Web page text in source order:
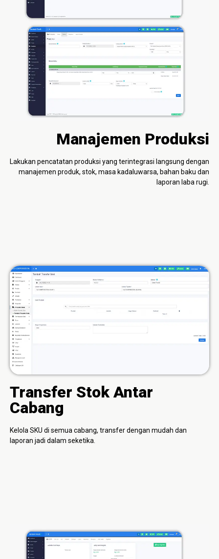
Manajemen Produksi
Lakukan pencatatan produksi yang terintegrasi langsung dengan
manajemen produk, stok, masa kadaluwarsa, bahan baku dan
laporan laba rugi.
Transfer Stok Antar
Cabang
Kelola SKU di semua cabang, transfer dengan mudah dan
laporan jadi dalam seketika.